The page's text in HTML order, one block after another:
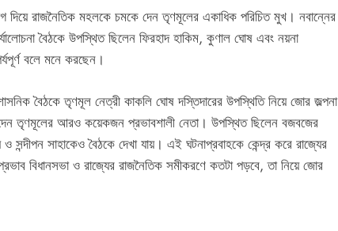
দিয়ে রাজনৈতিক মহলকে চমকে দেন তৃণমূলের একাধিক পরিচিত মুখ। নবান্নের
বৈঠকে উপস্থিত ছিলেন ফিরহাদ হাকিম, কুণাল ঘোষ এবং নয়না
বলে মনে করছেন।
বৈঠকে তৃণমূল নেত্রী কাকলি ঘোষ দস্তিদারের উপস্থিতি নিয়ে জোর জল্পনা
তৃণমূলের আরও কয়েকজন প্রভাবশালী নেতা। উপস্থিত ছিলেন বজবজের
সাহাকেও বৈঠকে দেখা যায়। এই ঘটনাপ্রবাহকে কেন্দ্র করে রাজ্যের
বিধানসভা ও রাজ্যের রাজনৈতিক সমীকরণে কতটা পড়বে, তা নিয়ে জোর